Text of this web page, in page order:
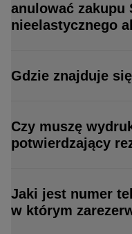
anulować zakupu
nieelastycznego
Gdzie znajduje
Czy muszę
potwierdzający
Jaki jest numer
w którym